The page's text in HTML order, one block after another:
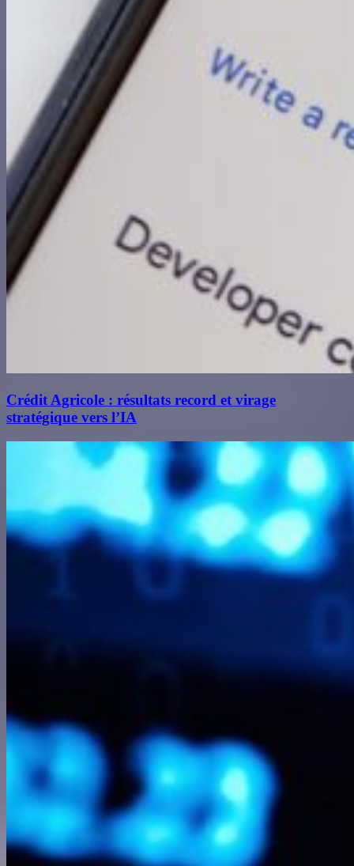
Crédit Agricole : résultats record et virage
stratégique vers l’IA